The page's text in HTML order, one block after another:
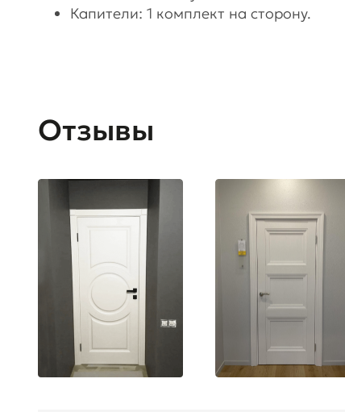
Капители: 1 комплект на сторону.
Отзывы